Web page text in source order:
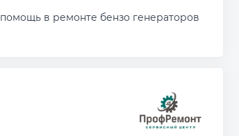
в ремонте бензо генераторов